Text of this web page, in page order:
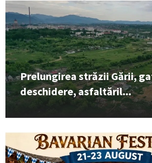
Prelungirea străzii Gării,
deschidere, asfaltăril...